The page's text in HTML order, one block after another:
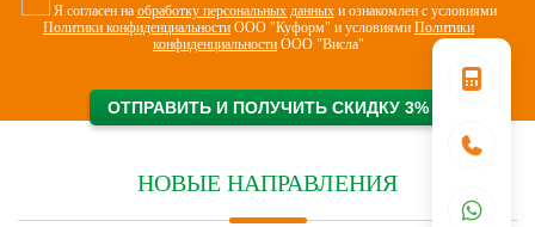
Я согласен на обработку персональных данныхи ознакомлен с условиями
Политики конфиденциальности ООО "Куформ" и условиями Политики
конфиденциальности ООО "Висла"
НОВЫЕ НАПРАВЛЕНИЯ